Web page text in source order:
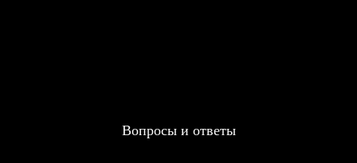
Вопросы и ответы